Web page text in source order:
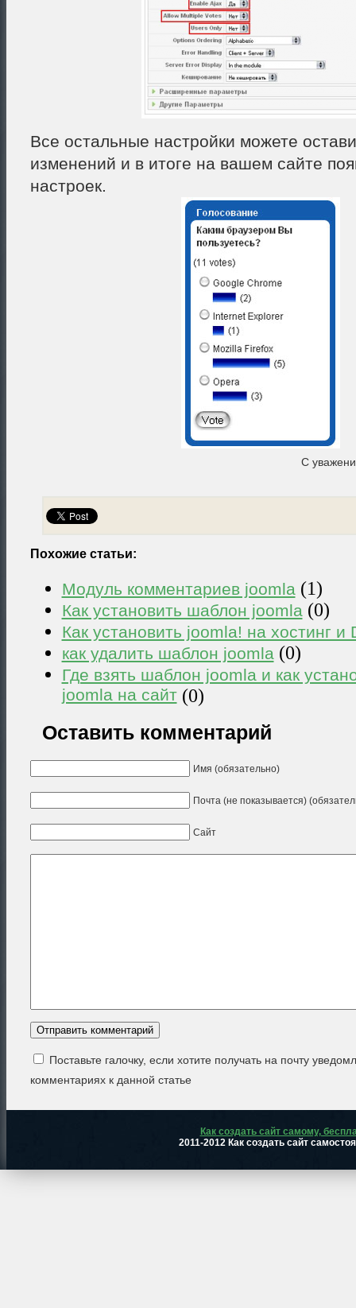
Все остальные настройки можете
изменений и в итоге на вашем сайте
настроек.
С
Похожие статьи:
Модуль комментариев joomla(1)
Как установить шаблон joomla(0)
Как установить joomla! на хостинг и
как удалить шаблон joomla(0)
Где взять шаблон joomla и как
joomla на сайт(0)
Оставить комментарий
Имя (обязательно)
Почта (не показывается)
Сайт
Поставьте галочку, если хотите получать на почту
комментариях к данной статье
Как создать сайт самому,
2011-2012 Как создать сайт